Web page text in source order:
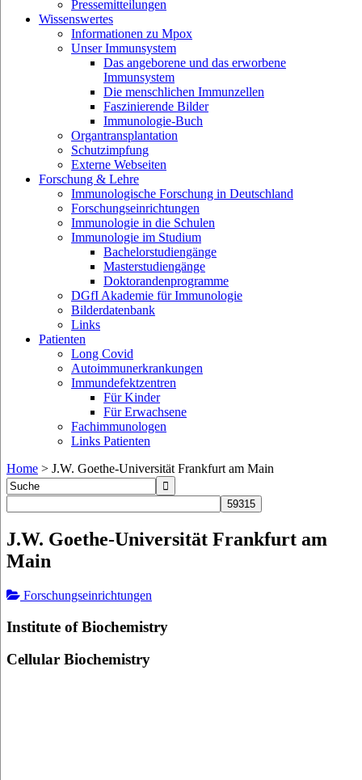
Pressemitteilungen
Wissenswertes
Informationen zu Mpox
Unser Immunsystem
Das angeborene und das erworbene
Immunsystem
Die menschlichen Immunzellen
Faszinierende Bilder
Immunologie-Buch
Organtransplantation
Schutzimpfung
Externe Webseiten
Forschung & Lehre
Immunologische Forschung in Deutschland
Forschungseinrichtungen
Immunologie in die Schulen
Immunologie im Studium
Bachelorstudiengänge
Masterstudiengänge
Doktorandenprogramme
DGfI Akademie für Immunologie
Bilderdatenbank
Links
Patienten
Long Covid
Autoimmunerkrankungen
Immundefektzentren
Für Kinder
Für Erwachsene
Fachimmunologen
Links Patienten
Home > J.W. Goethe-Universität Frankfurt am Main
J.W. Goethe-Universität Frankfurt am
Main
Forschungseinrichtungen
Institute of Biochemistry
Cellular Biochemistry